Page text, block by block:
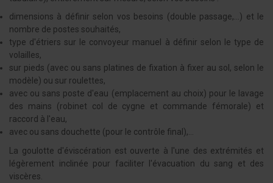
dimensions à définir selon vos besoins (double passage,...) et le
nombre de postes souhaités,
type d'étriers sur le convoyeur manuel à définir selon le type de
volailles,
sur pieds (avec ou sans platines de fixation à fixer au sol, selon le
modèle) ou sur roulettes,
avec ou sans poste d'eau (emplacement au choix) pour le lavage
des mains (robinet col de cygne et commande fémorale) et
raccord à l'eau,
avec ou sans douchette (pour le contrôle final),...
La goulotte d'éviscération est ouverte à l'une des extrémités et
légèrement inclinée pour faciliter l'évacuation du sang et des
viscères.